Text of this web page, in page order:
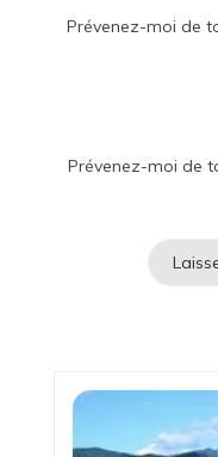
Prévenez-moi de
Prévenez-moi de